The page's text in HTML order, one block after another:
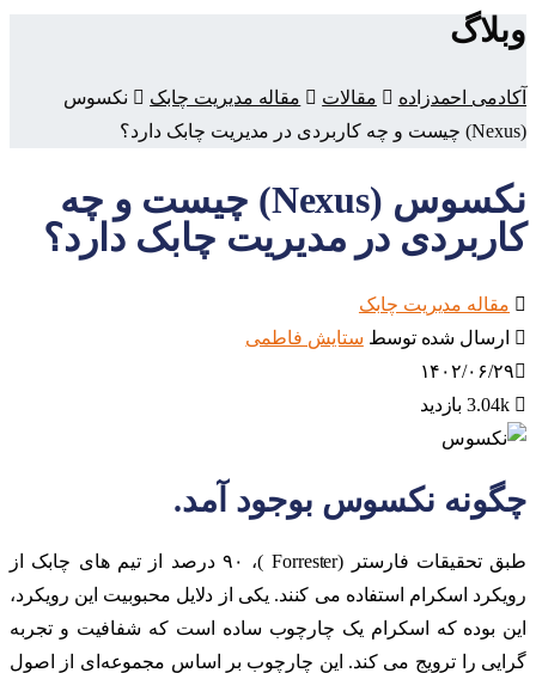
وبلاگ
آکادمی احمدزاده مقالات مقاله مدیریت چابک
نکسوس
(Nexus) چیست و چه کاربردی در مدیریت چابک دارد؟
نکسوس (Nexus) چیست و چه
کاربردی در مدیریت چابک دارد؟
مقاله مدیریت چابک
ارسال شده توسط ستایش فاطمی
۱۴۰۲/۰۶/۲۹
چگونه نکسوس بوجود آمد.
طبق تحقیقات فارستر (Forrester )، ۹۰ درصد از تیم های چابک از
رویکرد اسکرام استفاده می کنند. یکی از دلایل محبوبیت این رویکرد،
این بوده که اسکرام یک چارچوب ساده است که شفافیت و تجربه
گرایی را ترویج می کند. این چارچوب بر اساس مجموعه‌ای از اصول